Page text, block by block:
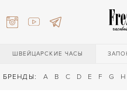
ШВЕЙЦАРСКИЕ ЧАСЫ
БРЕНДЫ: A B C D E F G H